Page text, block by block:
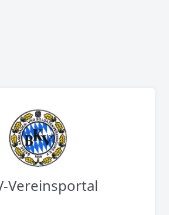
Vereinsportal